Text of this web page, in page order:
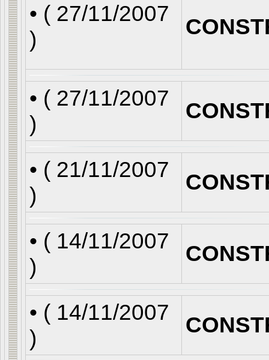
• ( 27/11/2007
)
• ( 27/11/2007
)
• ( 21/11/2007
)
• ( 14/11/2007
)
• ( 14/11/2007
)